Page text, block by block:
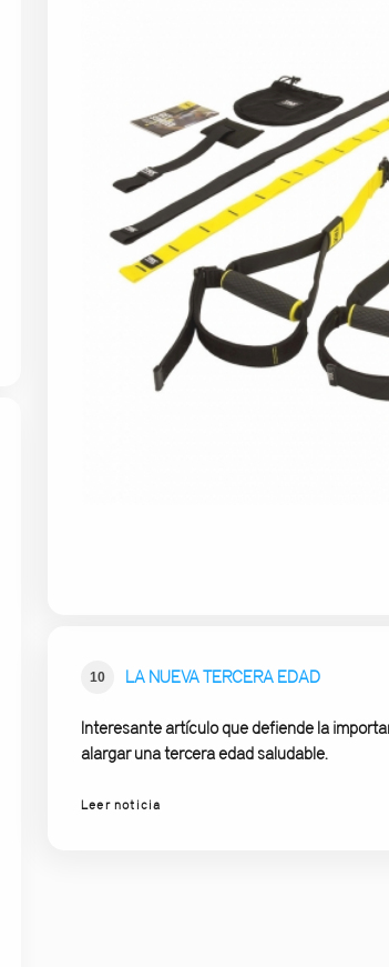
10 LA NUEVA TERCERA EDAD
Interesante artículo que defiende la
alargar una tercera edad saludable.
Leer noticia